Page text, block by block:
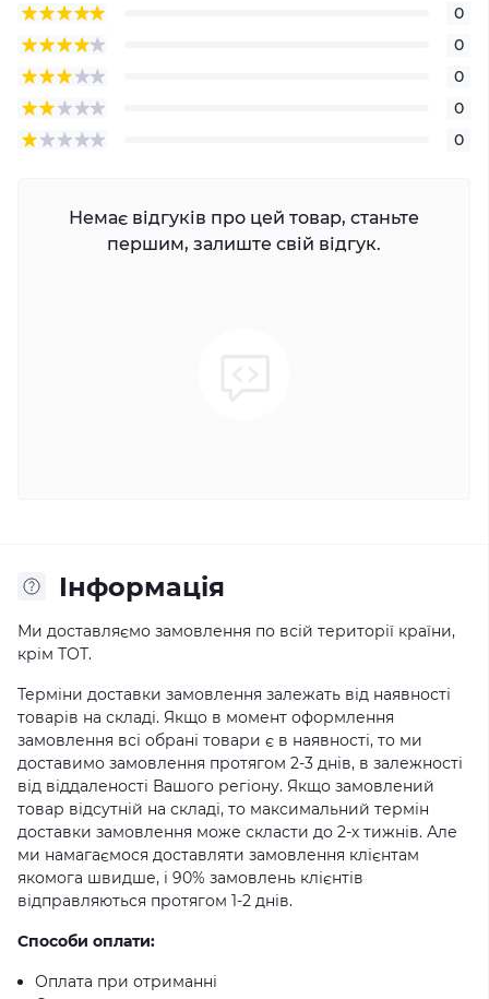
0
0
0
0
0
Немає відгуків про цей товар, станьте
першим, залиште свій відгук.
Iнформація
Ми доставляємо замовлення по всій території країни,
крім ТОТ.
Терміни доставки замовлення залежать від наявності
товарів на складі. Якщо в момент оформлення
замовлення всі обрані товари є в наявності, то ми
доставимо замовлення протягом 2-3 днів, в залежності
від віддаленості Вашого регіону. Якщо замовлений
товар відсутній на складі, то максимальний термін
доставки замовлення може скласти до 2-х тижнів. Але
ми намагаємося доставляти замовлення клієнтам
якомога швидше, і 90% замовлень клієнтів
відправляються протягом 1-2 днів.
Способи оплати:
Оплата при отриманні